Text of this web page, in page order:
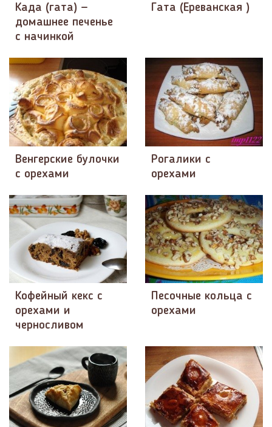
Када (гата) —
домашнее печенье
с начинкой
Гата (Ереванская )
Венгерские булочки
с орехами
Рогалики с
орехами
Кофейный кекс с
орехами и
черносливом
Песочные кольца с
орехами